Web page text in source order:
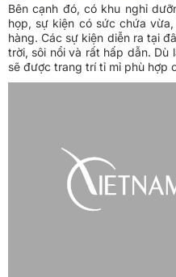
Bên cạnh đó, có khu nghỉ
họp, sự kiện có sức chứa
hàng. Các sự kiện diễn ra tại
trời, sôi nổi và rất hấp dẫn.
sẽ được trang trí tỉ mỉ phù hợp